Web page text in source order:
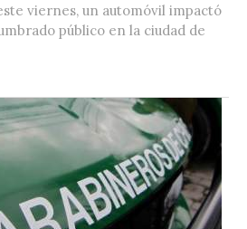
viernes, un automóvil impactó
público en la ciudad de